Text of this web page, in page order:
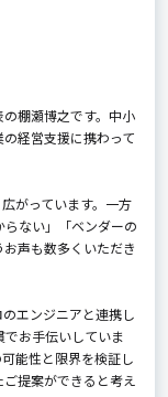
棚瀬博之です。中小
経営支援に携わって
がっています。一方
ない」「ベンダーの
声も数多くいただき
エンジニアと連携し
お手伝いしていま
能性と限界を検証し
提案ができると考え